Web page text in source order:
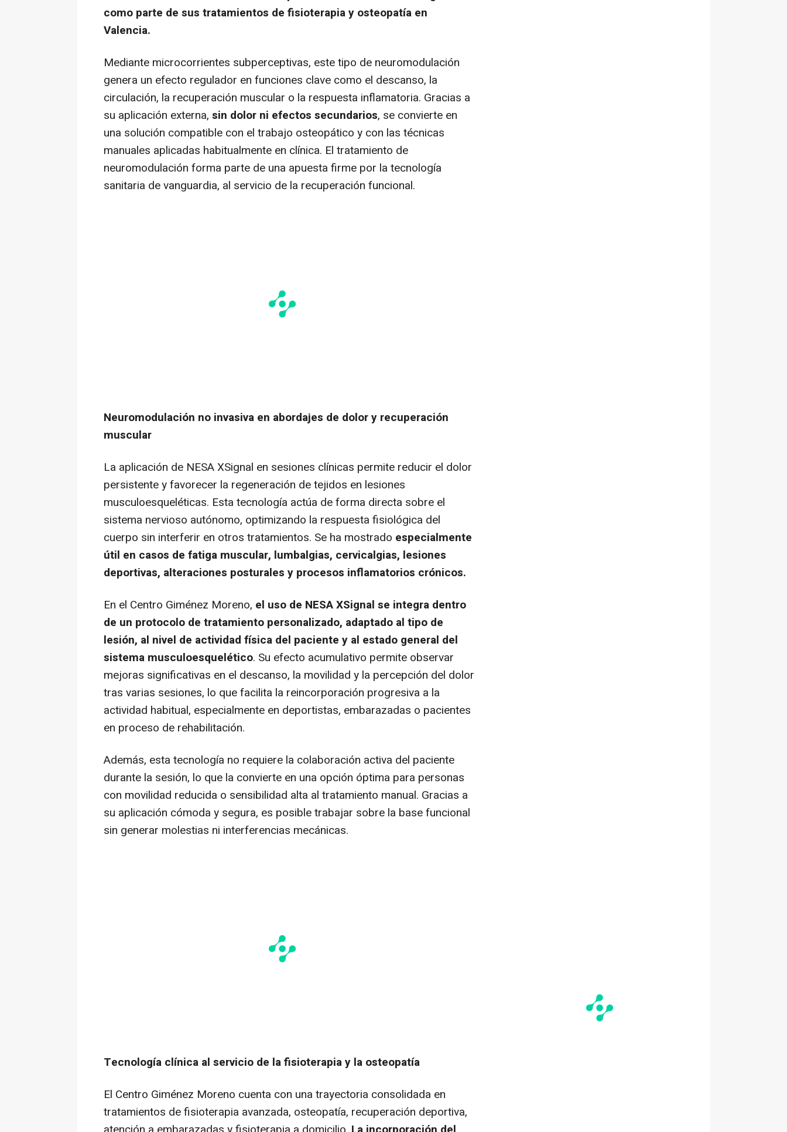
como parte de sus tratamientos de fisioterapia y osteopatía en
Valencia.
Mediante microcorrientes subperceptivas, este tipo de neuromodulación
genera un efecto regulador en funciones clave como el descanso, la
circulación, la recuperación muscular o la respuesta inflamatoria. Gracias a
su aplicación externa, sin dolor ni efectos secundarios, se convierte en
una solución compatible con el trabajo osteopático y con las técnicas
manuales aplicadas habitualmente en clínica. El tratamiento de
neuromodulación forma parte de una apuesta firme por la tecnología
sanitaria de vanguardia, al servicio de la recuperación funcional.
Neuromodulación no invasiva en abordajes de dolor y recuperación
muscular
La aplicación de NESA XSignal en sesiones clínicas permite reducir el dolor
persistente y favorecer la regeneración de tejidos en lesiones
musculoesqueléticas. Esta tecnología actúa de forma directa sobre el
sistema nervioso autónomo, optimizando la respuesta fisiológica del
cuerpo sin interferir en otros tratamientos. Se ha mostrado especialmente
útil en casos de fatiga muscular, lumbalgias, cervicalgias, lesiones
deportivas, alteraciones posturales y procesos inflamatorios crónicos.
En el Centro Giménez Moreno, el uso de NESA XSignal se integra dentro
de un protocolo de tratamiento personalizado, adaptado al tipo de
lesión, al nivel de actividad física del paciente y al estado general del
sistema musculoesquelético. Su efecto acumulativo permite observar
mejoras significativas en el descanso, la movilidad y la percepción del dolor
tras varias sesiones, lo que facilita la reincorporación progresiva a la
actividad habitual, especialmente en deportistas, embarazadas o pacientes
en proceso de rehabilitación.
Además, esta tecnología no requiere la colaboración activa del paciente
durante la sesión, lo que la convierte en una opción óptima para personas
con movilidad reducida o sensibilidad alta al tratamiento manual. Gracias a
su aplicación cómoda y segura, es posible trabajar sobre la base funcional
sin generar molestias ni interferencias mecánicas.
Tecnología clínica al servicio de la fisioterapia y la osteopatía
El Centro Giménez Moreno cuenta con una trayectoria consolidada en
tratamientos de fisioterapia avanzada, osteopatía, recuperación deportiva,